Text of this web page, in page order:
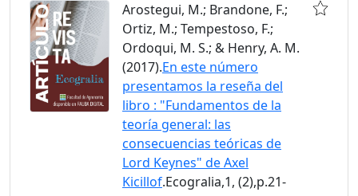
Arostegui, M.; Brandone, F.;
Ortiz, M.; Tempestoso, F.;
Ordoqui, M. S.; & Henry, A. M.
(2017).En este número
presentamos la reseña del
libro : "Fundamentos de la
teoría general: las
consecuencias teóricas de
Lord Keynes" de Axel
Kicillof.Ecogralia,1, (2),p.21-